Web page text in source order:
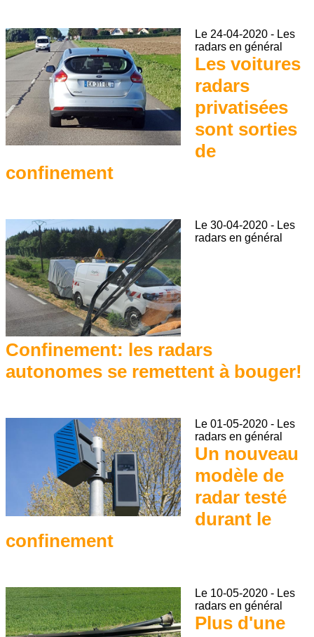
Le 24-04-2020 - Les
radars en général
Les voitures
radars
privatisées
sont sorties
de
confinement
Le 30-04-2020 - Les
radars en général
Confinement: les radars
autonomes se remettent à bouger!
Le 01-05-2020 - Les
radars en général
Un nouveau
modèle de
radar testé
durant le
confinement
Le 10-05-2020 - Les
radars en général
Plus d'une